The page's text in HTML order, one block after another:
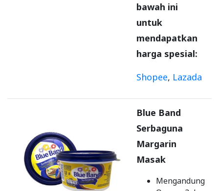
bawah ini
untuk
mendapatkan
harga spesial:
Shopee, Lazada
Blue Band
Serbaguna
Margarin
Masak
Mengandung